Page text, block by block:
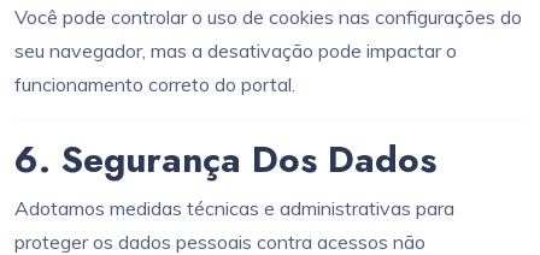
Você pode controlar o uso de cookies nas configurações do
seu navegador, mas a desativação pode impactar o
funcionamento correto do portal.
6. Segurança Dos Dados
Adotamos medidas técnicas e administrativas para
proteger os dados pessoais contra acessos não